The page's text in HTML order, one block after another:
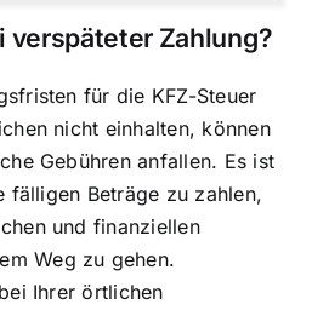
verspäteter Zahlung?
für die KFZ-Steuer
nicht einhalten, können
Gebühren anfallen. Es ist
Beträge zu zahlen,
und finanziellen
Weg zu gehen.
Ihrer örtlichen